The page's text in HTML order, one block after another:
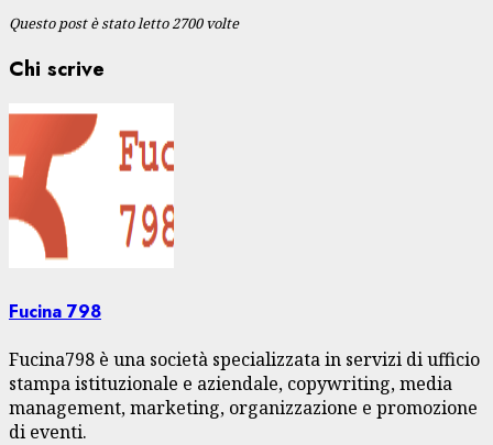
Questo post è stato letto 2700 volte
Chi scrive
Fucina 798
Fucina798 è una società specializzata in servizi di ufficio
stampa istituzionale e aziendale, copywriting, media
management, marketing, organizzazione e promozione
di eventi.